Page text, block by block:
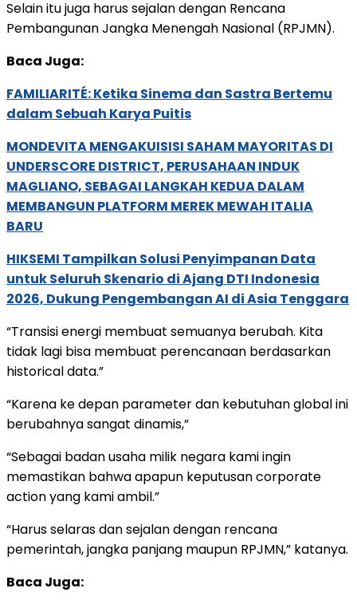
Selain itu juga harus sejalan dengan Rencana
Pembangunan Jangka Menengah Nasional (RPJMN).
Baca Juga:
FAMILIARITÉ: Ketika Sinema dan Sastra Bertemu
dalam Sebuah Karya Puitis
MONDEVITA MENGAKUISISI SAHAM MAYORITAS DI
UNDERSCORE DISTRICT, PERUSAHAAN INDUK
MAGLIANO, SEBAGAI LANGKAH KEDUA DALAM
MEMBANGUN PLATFORM MEREK MEWAH ITALIA
BARU
HIKSEMI Tampilkan Solusi Penyimpanan Data
untuk Seluruh Skenario di Ajang DTI Indonesia
2026, Dukung Pengembangan AI di Asia Tenggara
“Transisi energi membuat semuanya berubah. Kita
tidak lagi bisa membuat perencanaan berdasarkan
historical data.”
“Karena ke depan parameter dan kebutuhan global ini
berubahnya sangat dinamis,”
“Sebagai badan usaha milik negara kami ingin
memastikan bahwa apapun keputusan corporate
action yang kami ambil.”
“Harus selaras dan sejalan dengan rencana
pemerintah, jangka panjang maupun RPJMN,” katanya.
Baca Juga: